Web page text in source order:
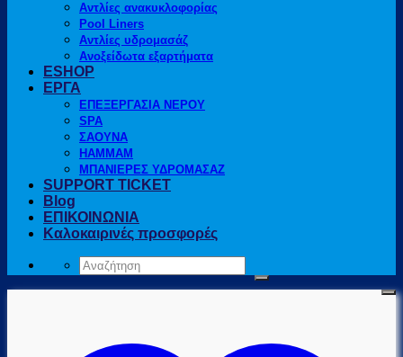
Αντλίες ανακυκλοφορίας
Pool Liners
Αντλίες υδρομασάζ
Ανοξείδωτα εξαρτήματα
ESHOP
ΕΡΓΑ
ΕΠΕΞΕΡΓΑΣΙΑ ΝΕΡΟΥ
SPA
ΣΑΟΥΝΑ
HAMMAM
ΜΠΑΝΙΕΡΕΣ ΥΔΡΟΜΑΣΑΖ
SUPPORT TICKET
Blog
ΕΠΙΚΟΙΝΩΝΙΑ
Καλοκαιρινές προσφορές
Αναζήτηση
για: